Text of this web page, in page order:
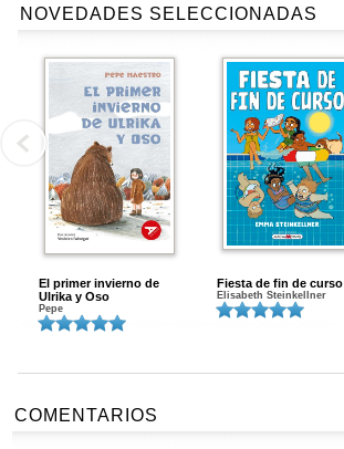
NOVEDADES SELECCIONADAS
El primer invierno de
Ulrika y Oso
Pepe
Fiesta de fin de curso
Elisabeth Steinkellner
COMENTARIOS